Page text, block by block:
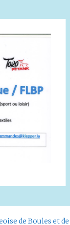
de Boules et de